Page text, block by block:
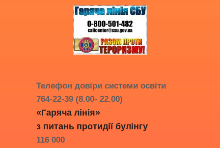
Телефон довіри системи освіти
764-22-39 (8.00- 22.00)
«Гаряча лінія»
з питань протидії булінгу
116 000